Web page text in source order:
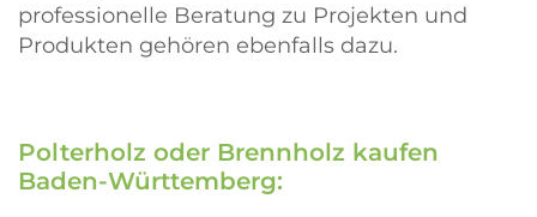
professionelle Beratung zu Projekten und
Produkten gehören ebenfalls dazu.
Polterholz oder Brennholz kaufen
Baden-Württemberg: